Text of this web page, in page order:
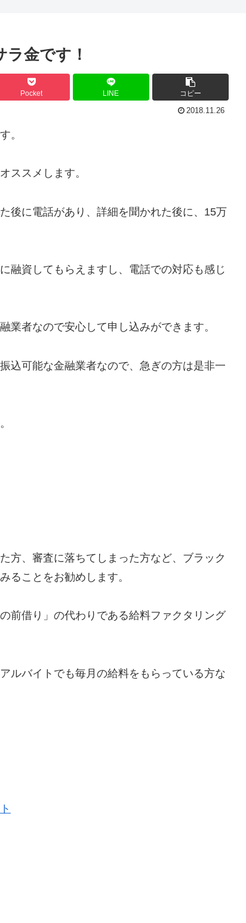
金です！
Pocket LINE コピー
2018.11.26
。
ススメします。
後に電話があり、詳細を聞かれた後に、15万
融資してもらえますし、電話での対応も感じ
業者なので安心して申し込みができます。
込可能な金融業者なので、急ぎの方は是非一
方、審査に落ちてしまった方など、ブラック
ることをお勧めします。
前借り」の代わりである給料ファクタリング
ルバイトでも毎月の給料をもらっている方な